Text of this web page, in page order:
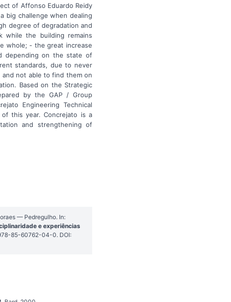
of Affonso Eduardo Reidy
big challenge when dealing
degree of degradation and
the building remains
whole; - the great increase
depending on the state of
standards, due to never
not able to find them on
Based on the Strategic
by the GAP / Group
Engineering Technical
this year. Concrejato is a
and strengthening of
— Pedregulho. In:
e experiências
85-60762-04-0. DOI: